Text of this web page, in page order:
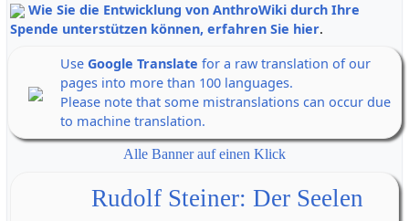
Wie Sie die Entwicklung von AnthroWiki durch Ihre
Spende unterstützen können, erfahren Sie hier.
Use Google Translate for a raw translation of our
pages into more than 100 languages.
Please note that some mistranslations can occur due
to machine translation.
Alle Banner auf einen Klick
Rudolf Steiner: Der Seelen